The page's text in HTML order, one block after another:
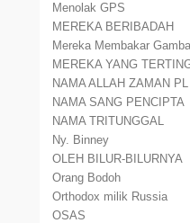
Menolak GPS
MEREKA BERIBADAH
Mereka Membakar
MEREKA YANG
NAMA ALLAH ZAMAN PL
NAMA SANG PENCIPTA
NAMA TRITUNGGAL
Ny. Binney
OLEH BILUR-BILURNYA
Orang Bodoh
Orthodox milik Russia
OSAS